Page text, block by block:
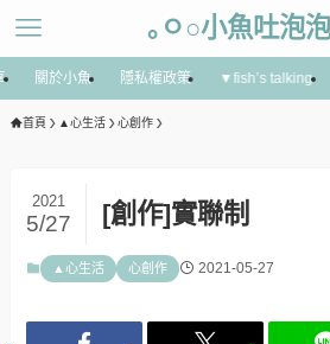
｡ㅇ○小魚吐泡
關於小魚 隱私權政策 ▼fish’s talking
首頁 ▲心生活 心創作
[創作]實聯制
2021
5/27
▲心生活 心創作 2021-05-27